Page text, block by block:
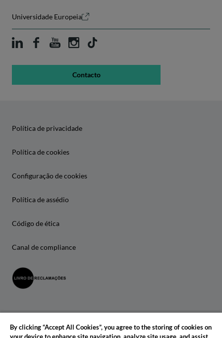
Universidade Europeia
Contacto
Política de privacidade
Política de cookies
Configuração de cookies
Política de assédio
Código de ética
Canal de compliance
By clicking “Accept All Cookies”, you agree to the storing of cookies on